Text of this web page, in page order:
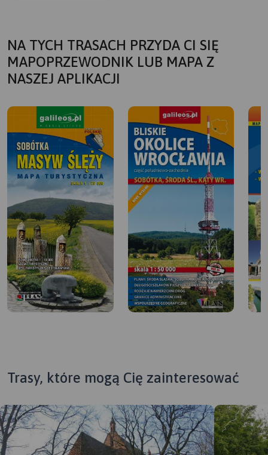
NA TYCH TRASACH PRZYDA CI SIĘ
MAPOPRZEWODNIK LUB MAPA Z
NASZEJ APLIKACJI
Trasy, które mogą Cię zainteresować